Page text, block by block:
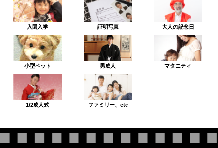
入園入学 証明写真 大人の記念日
小型ペット 男成人 マタニティ
1/2成人式 ファミリー、etc